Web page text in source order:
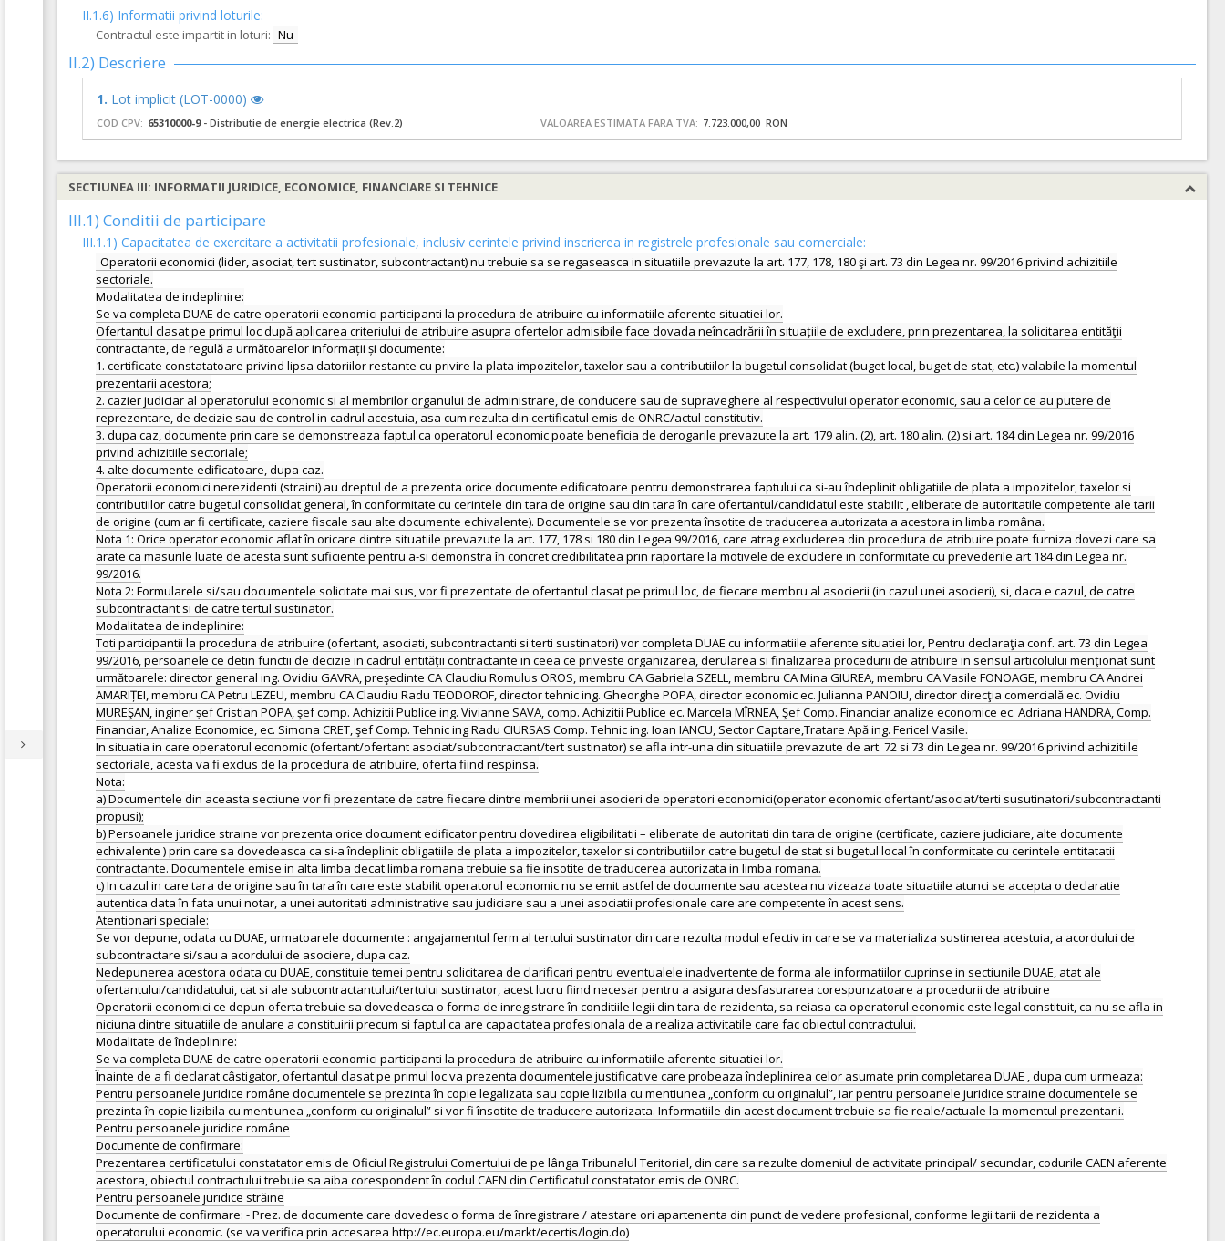
II.1.6) Informatii privind loturile:
Contractul este impartit in loturi: Nu
II.2) Descriere
1. Lot implicit (LOT-0000)
COD CPV: 65310000-9- Distributie de energie electrica (Rev.2) VALOAREA ESTIMATA FARA TVA: 7.723.000,00 RON
SECTIUNEA III: INFORMATII JURIDICE, ECONOMICE, FINANCIARE SI TEHNICE
III.1) Conditii de participare
III.1.1) Capacitatea de exercitare a activitatii profesionale, inclusiv cerintele privind inscrierea in registrele profesionale sau comerciale:
Operatorii economici (lider, asociat, tert sustinator, subcontractant) nu trebuie sa se regaseasca in situatiile prevazute la art. 177, 178, 180 şi art. 73 din Legea nr. 99/2016 privind achizitiile
sectoriale.
Modalitatea de indeplinire:
Se va completa DUAE de catre operatorii economici participanti la procedura de atribuire cu informatiile aferente situatiei lor.
Ofertantul clasat pe primul loc după aplicarea criteriului de atribuire asupra ofertelor admisibile face dovada neîncadrării în situațiile de excludere, prin prezentarea, la solicitarea entităţii
contractante, de regulă a următoarelor informații și documente:
1. certificate constatatoare privind lipsa datoriilor restante cu privire la plata impozitelor, taxelor sau a contributiilor la bugetul consolidat (buget local, buget de stat, etc.) valabile la momentul
prezentarii acestora;
2. cazier judiciar al operatorului economic si al membrilor organului de administrare, de conducere sau de supraveghere al respectivului operator economic, sau a celor ce au putere de
reprezentare, de decizie sau de control in cadrul acestuia, asa cum rezulta din certificatul emis de ONRC/actul constitutiv.
3. dupa caz, documente prin care se demonstreaza faptul ca operatorul economic poate beneficia de derogarile prevazute la art. 179 alin. (2), art. 180 alin. (2) si art. 184 din Legea nr. 99/2016
privind achizitiile sectoriale;
4. alte documente edificatoare, dupa caz.
Operatorii economici nerezidenti (straini) au dreptul de a prezenta orice documente edificatoare pentru demonstrarea faptului ca si-au îndeplinit obligatiile de plata a impozitelor, taxelor si
contributiilor catre bugetul consolidat general, în conformitate cu cerintele din tara de origine sau din tara în care ofertantul/candidatul este stabilit , eliberate de autoritatile competente ale tarii
de origine (cum ar fi certificate, caziere fiscale sau alte documente echivalente). Documentele se vor prezenta însotite de traducerea autorizata a acestora in limba româna.
Nota 1: Orice operator economic aflat în oricare dintre situatiile prevazute la art. 177, 178 si 180 din Legea 99/2016, care atrag excluderea din procedura de atribuire poate furniza dovezi care sa
arate ca masurile luate de acesta sunt suficiente pentru a-si demonstra în concret credibilitatea prin raportare la motivele de excludere in conformitate cu prevederile art 184 din Legea nr.
99/2016.
Nota 2: Formularele si/sau documentele solicitate mai sus, vor fi prezentate de ofertantul clasat pe primul loc, de fiecare membru al asocierii (in cazul unei asocieri), si, daca e cazul, de catre
subcontractant si de catre tertul sustinator.
Modalitatea de indeplinire:
Toti participantii la procedura de atribuire (ofertant, asociati, subcontractanti si terti sustinatori) vor completa DUAE cu informatiile aferente situatiei lor, Pentru declaraţia conf. art. 73 din Legea
99/2016, persoanele ce detin functii de decizie in cadrul entităţii contractante in ceea ce priveste organizarea, derularea si finalizarea procedurii de atribuire in sensul articolului menţionat sunt
următoarele: director general ing. Ovidiu GAVRA, preşedinte CA Claudiu Romulus OROS, membru CA Gabriela SZELL, membru CA Mina GIUREA, membru CA Vasile FONOAGE, membru CA Andrei
AMARIȚEI, membru CA Petru LEZEU, membru CA Claudiu Radu TEODOROF, director tehnic ing. Gheorghe POPA, director economic ec. Julianna PANOIU, director direcţia comercială ec. Ovidiu
MUREŞAN, inginer șef Cristian POPA, şef comp. Achizitii Publice ing. Vivianne SAVA, comp. Achizitii Publice ec. Marcela MÎRNEA, Şef Comp. Financiar analize economice ec. Adriana HANDRA, Comp.
Financiar, Analize Economice, ec. Simona CRET, şef Comp. Tehnic ing Radu CIURSAS Comp. Tehnic ing. Ioan IANCU, Sector Captare,Tratare Apă ing. Fericel Vasile.
In situatia in care operatorul economic (ofertant/ofertant asociat/subcontractant/tert sustinator) se afla intr-una din situatiile prevazute de art. 72 si 73 din Legea nr. 99/2016 privind achizitiile
sectoriale, acesta va fi exclus de la procedura de atribuire, oferta fiind respinsa.
Nota:
a) Documentele din aceasta sectiune vor fi prezentate de catre fiecare dintre membrii unei asocieri de operatori economici(operator economic ofertant/asociat/terti susutinatori/subcontractanti
propusi);
b) Persoanele juridice straine vor prezenta orice document edificator pentru dovedirea eligibilitatii – eliberate de autoritati din tara de origine (certificate, caziere judiciare, alte documente
echivalente ) prin care sa dovedeasca ca si-a îndeplinit obligatiile de plata a impozitelor, taxelor si contributiilor catre bugetul de stat si bugetul local în conformitate cu cerintele entitatatii
contractante. Documentele emise in alta limba decat limba romana trebuie sa fie insotite de traducerea autorizata in limba romana.
c) In cazul in care tara de origine sau în tara în care este stabilit operatorul economic nu se emit astfel de documente sau acestea nu vizeaza toate situatiile atunci se accepta o declaratie
autentica data în fata unui notar, a unei autoritati administrative sau judiciare sau a unei asociatii profesionale care are competente în acest sens.
Atentionari speciale:
Se vor depune, odata cu DUAE, urmatoarele documente : angajamentul ferm al tertului sustinator din care rezulta modul efectiv in care se va materializa sustinerea acestuia, a acordului de
subcontractare si/sau a acordului de asociere, dupa caz.
Nedepunerea acestora odata cu DUAE, constituie temei pentru solicitarea de clarificari pentru eventualele inadvertente de forma ale informatiilor cuprinse in sectiunile DUAE, atat ale
ofertantului/candidatului, cat si ale subcontractantului/tertului sustinator, acest lucru fiind necesar pentru a asigura desfasurarea corespunzatoare a procedurii de atribuire
Operatorii economici ce depun oferta trebuie sa dovedeasca o forma de inregistrare în conditiile legii din tara de rezidenta, sa reiasa ca operatorul economic este legal constituit, ca nu se afla in
niciuna dintre situatiile de anulare a constituirii precum si faptul ca are capacitatea profesionala de a realiza activitatile care fac obiectul contractului.
Modalitate de îndeplinire:
Se va completa DUAE de catre operatorii economici participanti la procedura de atribuire cu informatiile aferente situatiei lor.
Înainte de a fi declarat câstigator, ofertantul clasat pe primul loc va prezenta documentele justificative care probeaza îndeplinirea celor asumate prin completarea DUAE , dupa cum urmeaza:
Pentru persoanele juridice române documentele se prezinta în copie legalizata sau copie lizibila cu mentiunea „conform cu originalul”, iar pentru persoanele juridice straine documentele se
prezinta în copie lizibila cu mentiunea „conform cu originalul” si vor fi însotite de traducere autorizata. Informatiile din acest document trebuie sa fie reale/actuale la momentul prezentarii.
Pentru persoanele juridice române
Documente de confirmare:
Prezentarea certificatului constatator emis de Oficiul Registrului Comertului de pe lânga Tribunalul Teritorial, din care sa rezulte domeniul de activitate principal/ secundar, codurile CAEN aferente
acestora, obiectul contractului trebuie sa aiba corespondent în codul CAEN din Certificatul constatator emis de ONRC.
Pentru persoanele juridice străine
Documente de confirmare: - Prez. de documente care dovedesc o forma de înregistrare / atestare ori apartenenta din punct de vedere profesional, conforme legii tarii de rezidenta a
operatorului economic. (se va verifica prin accesarea http://ec.europa.eu/markt/ecertis/login.do)